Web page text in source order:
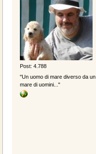
Post: 4.788
"Un uomo di mare diverso da un
mare di uomini..."